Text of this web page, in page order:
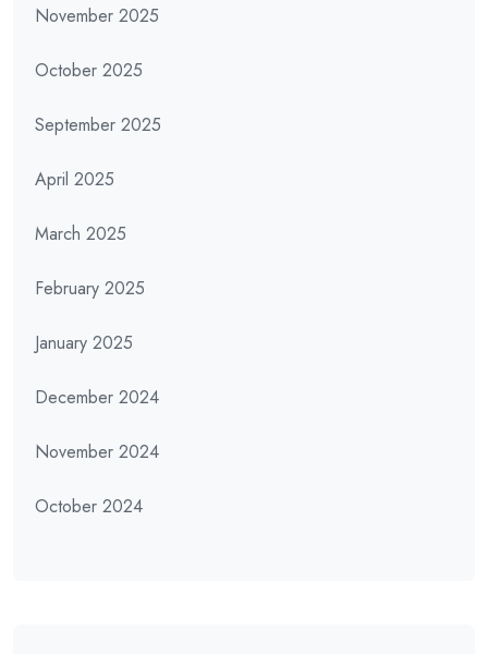
November 2025
October 2025
September 2025
April 2025
March 2025
February 2025
January 2025
December 2024
November 2024
October 2024